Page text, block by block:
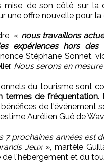
mise, de son côté, sur la
une offre nouvelle pour
« nous travaillons
expériences hors des
Stéphane Sonnet,
Nous serons en
du tourisme sont
termes de fréquentation.
de l'événement
Aurélien Gué de
7 prochaines années est
Jeux», martèle
l'hébergement et du